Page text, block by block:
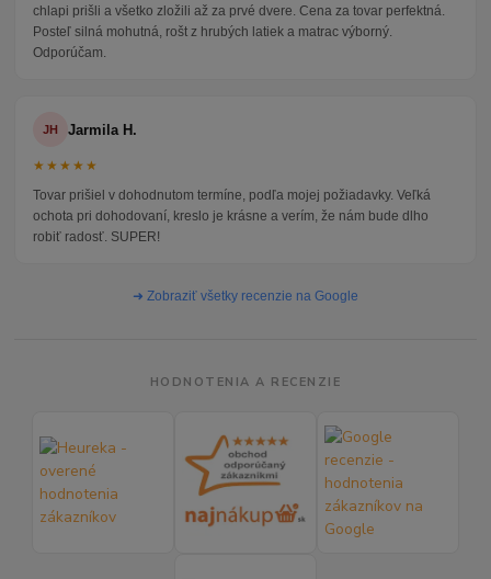
chlapi prišli a všetko zložili až za prvé dvere. Cena za tovar perfektná.
Posteľ silná mohutná, rošt z hrubých latiek a matrac výborný.
Odporúčam.
JH Jarmila H.
★★★★★
Tovar prišiel v dohodnutom termíne, podľa mojej požiadavky. Veľká
ochota pri dohodovaní, kreslo je krásne a verím, že nám bude dlho
robiť radosť. SUPER!
➜ Zobraziť všetky recenzie na Google
HODNOTENIA A RECENZIE